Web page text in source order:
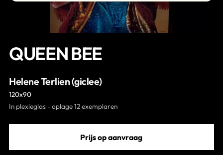
Eventlocatie
Nieuws & agenda
QUEEN BEE
Helene Terlien (giclee)
120x90
In plexieglas - oplage 12 exemplaren
Prijs op aanvraag